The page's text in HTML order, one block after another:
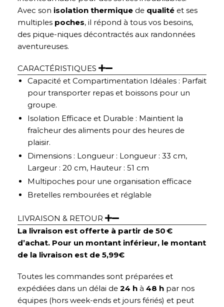
Avec son isolation thermique de qualité et ses
multiples poches, il répond à tous vos besoins,
des pique-niques décontractés aux randonnées
aventureuses.
CARACTÉRISTIQUES
Capacité et Compartimentation Idéales : Parfait
pour transporter repas et boissons pour un
groupe.
Isolation Efficace et Durable : Maintient la
fraîcheur des aliments pour des heures de
plaisir.
Dimensions : Longueur : Longueur : 33 cm,
Largeur : 20 cm, Hauteur : 51 cm
Multipoches pour une organisation efficace
Bretelles rembourées et réglable
LIVRAISON & RETOUR
La livraison est offerte à partir de 50 €
d’achat. Pour un montant inférieur, le montant
de la livraison est de 5,99€
Toutes les commandes sont préparées et
expédiées dans un délai de 24 h à 48 h par nos
équipes (hors week-ends et jours fériés) et peut